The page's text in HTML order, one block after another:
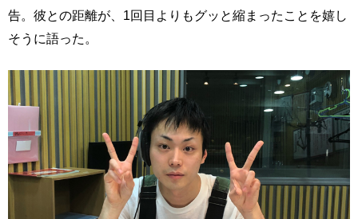
告。彼との距離が、1回目よりもグッと縮まったことを嬉し
そうに語った。